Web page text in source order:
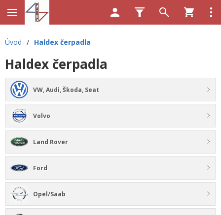
Úvod / Haldex čerpadla
Haldex čerpadla
VW, Audi, Škoda, Seat
Volvo
Land Rover
Ford
Opel/Saab